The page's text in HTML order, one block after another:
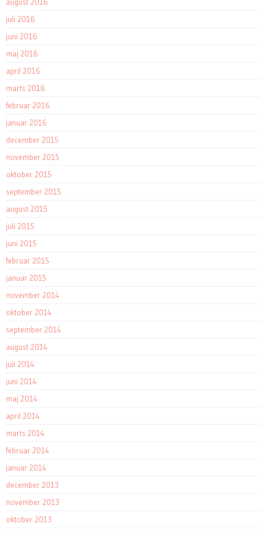
juli 2016
juni 2016
maj 2016
april 2016
marts 2016
februar 2016
januar 2016
december 2015
november 2015
oktober 2015
september 2015
august 2015
juli 2015
juni 2015
februar 2015
januar 2015
november 2014
oktober 2014
september 2014
august 2014
juli 2014
juni 2014
maj 2014
april 2014
marts 2014
februar 2014
januar 2014
december 2013
november 2013
oktober 2013